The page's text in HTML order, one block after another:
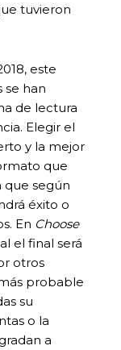
tuvieron
este
se han
de lectura
Elegir el
y la mejor
que
que según
éxito o
En Choose
el final será
otros
probable
su
o la
a